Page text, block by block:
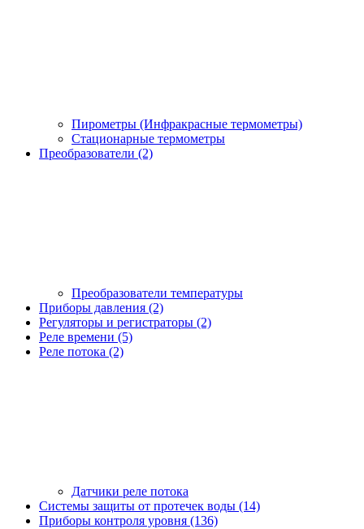
Пирометры (Инфракрасные термометры)
Стационарные термометры
Преобразователи (2)
Преобразователи температуры
Приборы давления (2)
Регуляторы и регистраторы (2)
Реле времени (5)
Реле потока (2)
Датчики реле потока
Системы защиты от протечек воды (14)
Приборы контроля уровня (136)